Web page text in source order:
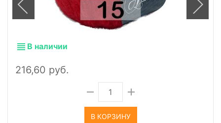
В наличии
216,60 руб.
В КОРЗИНУ